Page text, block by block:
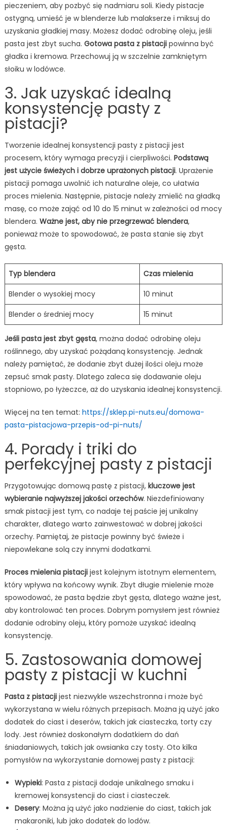
pieczeniem, aby pozbyć się nadmiaru soli. Kiedy pistacje
ostygną, umieść je w blenderze lub malakserze i miksuj do
uzyskania gładkiej masy. Możesz dodać odrobinę oleju, jeśli
pasta jest zbyt sucha. Gotowa pasta z pistacjipowinna być
gładka i kremowa. Przechowuj ją w szczelnie zamkniętym
słoiku w lodówce.
3. Jak uzyskać idealną
konsystencję pasty z
pistacji?
Tworzenie idealnej konsystencji pasty z pistacji jest
procesem, który wymaga precyzji i cierpliwości. Podstawą
jest użycie świeżych i dobrze uprażonych pistacji. Uprażenie
pistacji pomaga uwolnić ich naturalne oleje, co ułatwia
proces mielenia. Następnie, pistacje należy zmielić na gładką
masę, co może zająć od 10 do 15 minut w zależności od mocy
blendera. Ważne jest, aby nie przegrzewać blendera,
ponieważ może to spowodować, że pasta stanie się zbyt
gęsta.
Typ blendera
Czas mielenia
Blender o wysokiej mocy
10 minut
Blender o średniej mocy
15 minut
Jeśli pasta jest zbyt gęsta, można dodać odrobinę oleju
roślinnego, aby uzyskać pożądaną konsystencję. Jednak
należy pamiętać, że dodanie zbyt dużej ilości oleju może
zepsuć smak pasty. Dlatego zaleca się dodawanie oleju
stopniowo, po łyżeczce, aż do uzyskania idealnej konsystencji.
Więcej na ten temat: https://sklep.pi-nuts.eu/domowa-
pasta-pistacjowa-przepis-od-pi-nuts/
4. Porady i triki do
perfekcyjnej pasty z pistacji
Przygotowując domową pastę z pistacji, kluczowe jest
wybieranie najwyższej jakości orzechów. Niezdefiniowany
smak pistacji jest tym, co nadaje tej paście jej unikalny
charakter, dlatego warto zainwestować w dobrej jakości
orzechy. Pamiętaj, że pistacje powinny być świeże i
niepowlekane solą czy innymi dodatkami.
Proces mielenia pistacjijest kolejnym istotnym elementem,
który wpływa na końcowy wynik. Zbyt długie mielenie może
spowodować, że pasta będzie zbyt gęsta, dlatego ważne jest,
aby kontrolować ten proces. Dobrym pomysłem jest również
dodanie odrobiny oleju, który pomoże uzyskać idealną
konsystencję.
5. Zastosowania domowej
pasty z pistacji w kuchni
Pasta z pistacjijest niezwykle wszechstronna i może być
wykorzystana w wielu różnych przepisach. Można ją użyć jako
dodatek do ciast i deserów, takich jak ciasteczka, torty czy
lody. Jest również doskonałym dodatkiem do dań
śniadaniowych, takich jak owsianka czy tosty. Oto kilka
pomysłów na wykorzystanie domowej pasty z pistacji:
Wypieki: Pasta z pistacji dodaje unikalnego smaku i
kremowej konsystencji do ciast i ciasteczek.
Desery: Można ją użyć jako nadzienie do ciast, takich jak
makaroniki, lub jako dodatek do lodów.